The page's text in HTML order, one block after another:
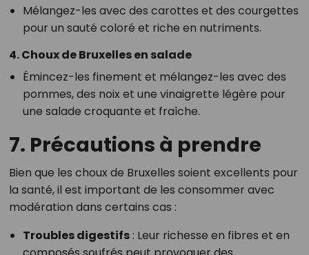
Mélangez-les avec des carottes et des courgettes
pour un sauté coloré et riche en nutriments.
4. Choux de Bruxelles en salade
Émincez-les finement et mélangez-les avec des
pommes, des noix et une vinaigrette légère pour
une salade croquante et fraîche.
7. Précautions à prendre
Bien que les choux de Bruxelles soient excellents pour
la santé, il est important de les consommer avec
modération dans certains cas :
Troubles digestifs: Leur richesse en fibres et en